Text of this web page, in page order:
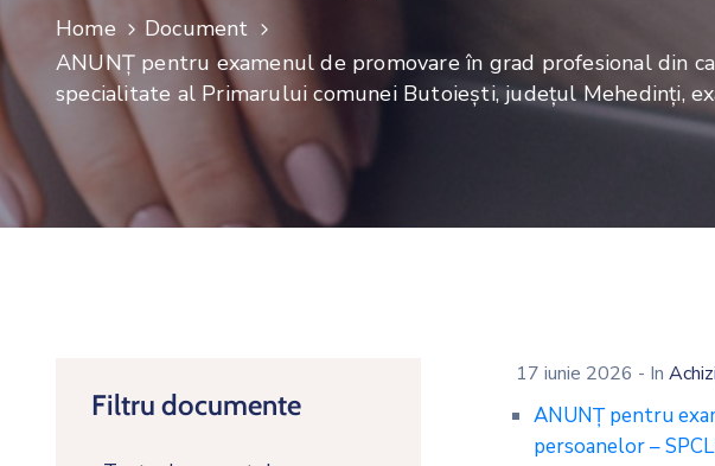
Home
Document
ANUNȚ pentru examenul de promovare în grad profesional din
specialitate al Primarului comunei Butoiești, județul Mehedinți,
Filtru documente
17 iunie 2026 - In
ANUNȚ pentru
persoanelor –